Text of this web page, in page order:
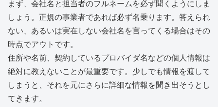
まず、会社名と担当者のフルネームを必ず聞くようにしま
しょう。正規の事業者であれば必ず名乗ります。答えられ
ない、あるいは実在しない会社名を言ってくる場合はその
時点でアウトです。
住所や名前、契約しているプロバイダ名などの個人情報は
絶対に教えないことが最重要です。少しでも情報を渡して
しまうと、それを元にさらに詳細な情報を聞き出そうとし
てきます。